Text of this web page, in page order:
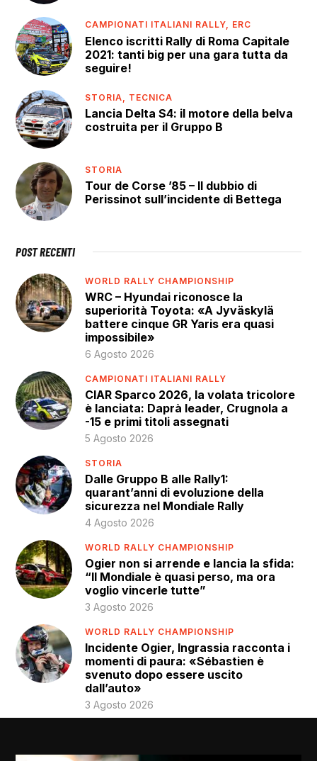
CAMPIONATI ITALIANI RALLY, ERC
Elenco iscritti Rally di Roma Capitale
2021: tanti big per una gara tutta da
seguire!
STORIA, TECNICA
Lancia Delta S4: il motore della belva
costruita per il Gruppo B
STORIA
Tour de Corse ’85 – Il dubbio di
Perissinot sull’incidente di Bettega
POST RECENTI
WORLD RALLY CHAMPIONSHIP
WRC – Hyundai riconosce la
superiorità Toyota: «A Jyväskylä
battere cinque GR Yaris era quasi
impossibile»
6 Agosto 2026
CAMPIONATI ITALIANI RALLY
CIAR Sparco 2026, la volata tricolore
è lanciata: Daprà leader, Crugnola a
-15 e primi titoli assegnati
5 Agosto 2026
STORIA
Dalle Gruppo B alle Rally1:
quarant’anni di evoluzione della
sicurezza nel Mondiale Rally
4 Agosto 2026
WORLD RALLY CHAMPIONSHIP
Ogier non si arrende e lancia la sfida:
“Il Mondiale è quasi perso, ma ora
voglio vincerle tutte”
3 Agosto 2026
WORLD RALLY CHAMPIONSHIP
Incidente Ogier, Ingrassia racconta i
momenti di paura: «Sébastien è
svenuto dopo essere uscito
dall’auto»
3 Agosto 2026